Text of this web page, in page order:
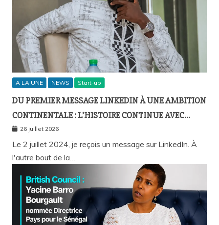
A LA UNE NEWS Start-up
DU PREMIER MESSAGE LINKEDIN À UNE AMBITION
CONTINENTALE : L’HISTOIRE CONTINUE AVEC
BIRAHIM FALL ET BICTORYS
26 juillet 2026
Le 2 juillet 2024, je reçois un message sur LinkedIn. À
l'autre bout de la…